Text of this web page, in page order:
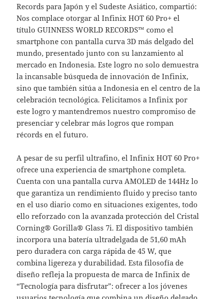
Records para Japón y el Sudeste Asiático, compartió:
Nos complace otorgar al Infinix HOT 60 Pro+ el
título GUINNESS WORLD RECORDS™ como el
smartphone con pantalla curva 3D más delgado del
mundo, presentado junto con su lanzamiento al
mercado en Indonesia. Este logro no solo demuestra
la incansable búsqueda de innovación de Infinix,
sino que también sitúa a Indonesia en el centro de la
celebración tecnológica. Felicitamos a Infinix por
este logro y mantendremos nuestro compromiso de
presenciar y celebrar más logros que rompan
récords en el futuro.
A pesar de su perfil ultrafino, el Infinix HOT 60 Pro+
ofrece una experiencia de smartphone completa.
Cuenta con una pantalla curva AMOLED de 144Hz lo
que garantiza un rendimiento fluido y preciso tanto
en el uso diario como en situaciones exigentes, todo
ello reforzado con la avanzada protección del Cristal
Corning® Gorilla® Glass 7i. El dispositivo también
incorpora una batería ultradelgada de 51,60 mAh
pero duradera con carga rápida de 45 W, que
combina ligereza y durabilidad. Esta filosofía de
diseño refleja la propuesta de marca de Infinix de
“Tecnología para disfrutar”: ofrecer a los jóvenes